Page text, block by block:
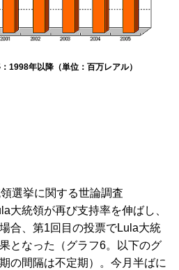
1998年以降（単位：百万レアル）
選挙に関する世論調査
大統領が再び支持率を伸ばし、
合、第1回目の投票でLula大統
となった（グラフ6。以下のグ
の間隔は不定期）。今月半ばに